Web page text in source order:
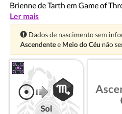
Brienne de Tarth em Game of
Ler mais
Atenção:
Dados de nascimento sem
Ascendentee Meio do Céu não
Sol